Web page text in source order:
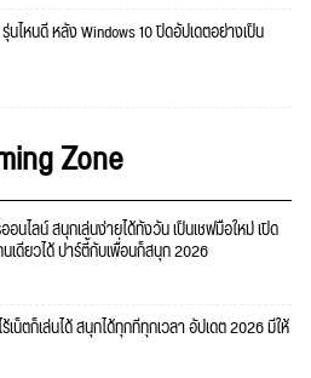
นไหนดี หลัง Windows 10 ปิดอัปเดตอย่างเป็น
Zone
อนไลน์ สนุกเล่นง่ายได้ทั้งวัน เป็นเชฟมือใหม่ เปิด
เดียวได้ ปาร์ตี้กับเพื่อนก็สนุก 2026
ร้เน็ตก็เล่นได้ สนุกได้ทุกที่ทุกเวลา อัปเดต 2026 มีให้